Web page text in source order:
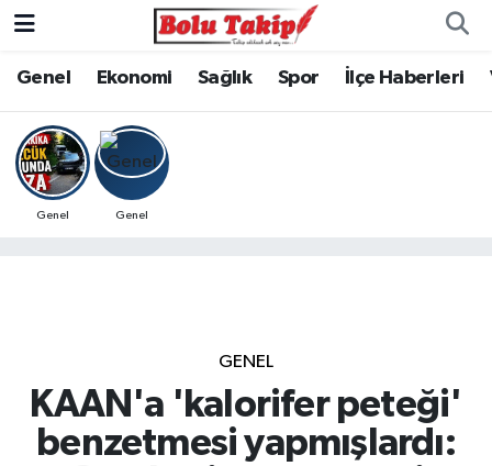
Genel Ekonomi Sağlık Spor İlçe Haberleri
Genel Genel
GENEL
KAAN'a 'kalorifer peteği'
benzetmesi yapmışlardı: